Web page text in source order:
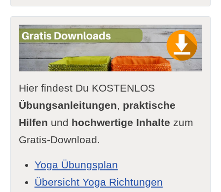
Hier findest Du KOSTENLOS
Übungsanleitungen, praktische
Hilfen und hochwertige Inhalte zum
Gratis-Download.
Yoga Übungsplan
Übersicht Yoga Richtungen